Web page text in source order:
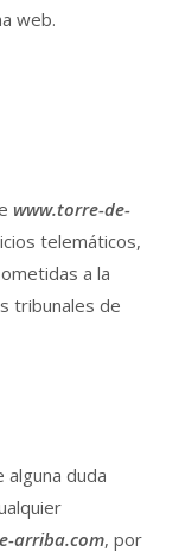
web.
www.torre-de-
telemáticos,
a la
tribunales de
alguna duda
arriba.com, por